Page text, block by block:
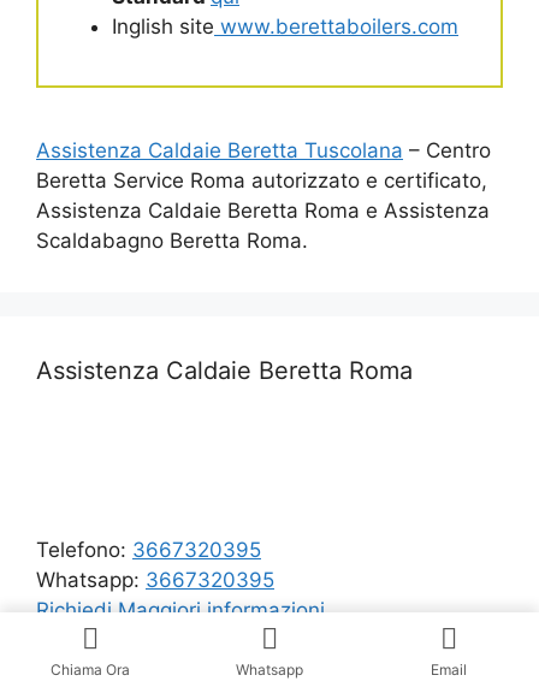
Inglish site www.berettaboilers.com
Assistenza Caldaie Beretta Tuscolana – Centro
Beretta Service Roma autorizzato e certificato,
Assistenza Caldaie Beretta Roma e Assistenza
Scaldabagno Beretta Roma.
Assistenza Caldaie Beretta Roma
Telefono: 3667320395
Whatsapp: 3667320395
Richiedi Maggiori informazioni
Ricerca
Chiama Ora Whatsapp Email